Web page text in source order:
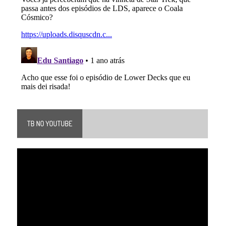
TB NO YOUTUBE